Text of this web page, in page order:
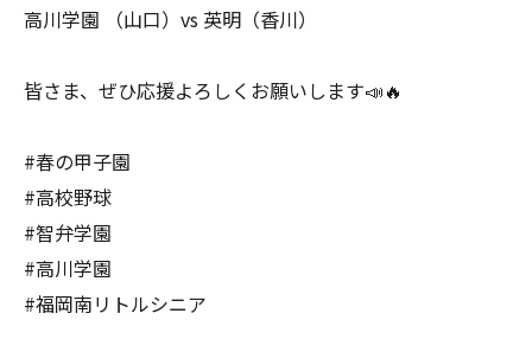
高川学園 （山口）vs 英明（香川）
皆さま、ぜひ応援よろしくお願いします📣🔥
#春の甲子園
#高校野球
#智弁学園
#高川学園
#福岡南リトルシニア